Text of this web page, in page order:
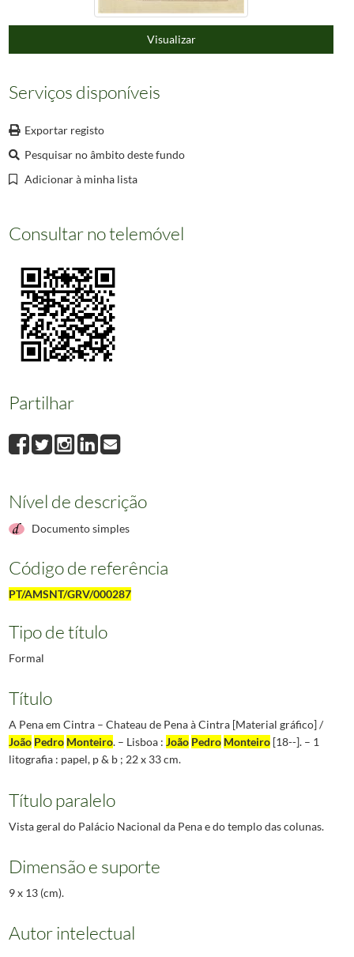
Porque me olhas assim (me grita insano o triste), e não aos mais do povo
000291Cintra [Material gráfico] / Clarkson Stanfield . – Londres : J. Murray, 1832. –
Visualizar
Serviços disponíveis
Exportar registo
Pesquisar no âmbito deste fundo
Adicionar à minha lista
Consultar no telemóvel
Partilhar
Nível de descrição
Documento simples
Código de referência
PT/AMSNT/GRV/000287
Tipo de título
Formal
Título
A Pena em Cintra – Chateau de Pena à Cintra [Material gráfico] /
João Pedro Monteiro. – Lisboa : João Pedro Monteiro[18--]. – 1
litografia : papel, p & b ; 22 x 33 cm.
Título paralelo
Vista geral do Palácio Nacional da Pena e do templo das colunas.
Dimensão e suporte
9 x 13 (cm).
Autor intelectual